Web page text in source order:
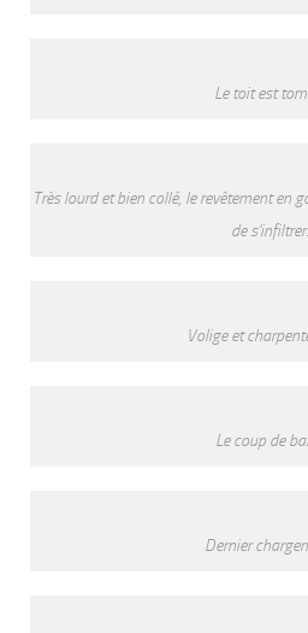
Le toit est
Très lourd et bien collé, le revêtement en
de s'infiltrer.
Volige et
Le coup de
Dernier